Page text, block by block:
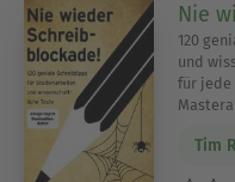
Nie
120
und
für jede
Tim